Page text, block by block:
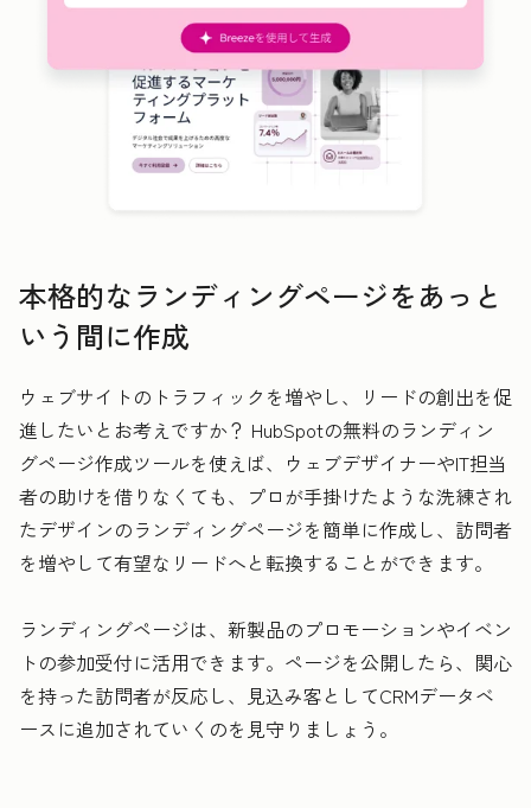
本格的なランディングページをあっと
いう間に作成
ウェブサイトのトラフィックを増やし、リードの創出を促
進したいとお考えですか？ HubSpotの無料のランディン
グページ作成ツールを使えば、ウェブデザイナーやIT担当
者の助けを借りなくても、プロが手掛けたような洗練され
たデザインのランディングページを簡単に作成し、訪問者
を増やして有望なリードへと転換することができます。
ランディングページは、新製品のプロモーションやイベン
トの参加受付に活用できます。ページを公開したら、関心
を持った訪問者が反応し、見込み客としてCRMデータベ
ースに追加されていくのを見守りましょう。